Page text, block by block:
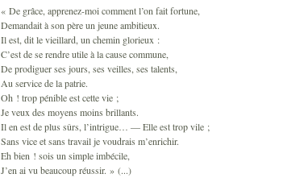
« De grâce, apprenez-moi comment l’on fait fortune,
Demandait à son père un jeune ambitieux.
Il est, dit le vieillard, un chemin glorieux :
C’est de se rendre utile à la cause commune,
De prodiguer ses jours, ses veilles, ses talents,
Au service de la patrie.
Oh ! trop pénible est cette vie ;
Je veux des moyens moins brillants.
Il en est de plus sûrs, l’intrigue… ― Elle est trop vile ;
Sans vice et sans travail je voudrais m’enrichir.
Eh bien ! sois un simple imbécile,
J’en ai vu beaucoup réussir. » (...)